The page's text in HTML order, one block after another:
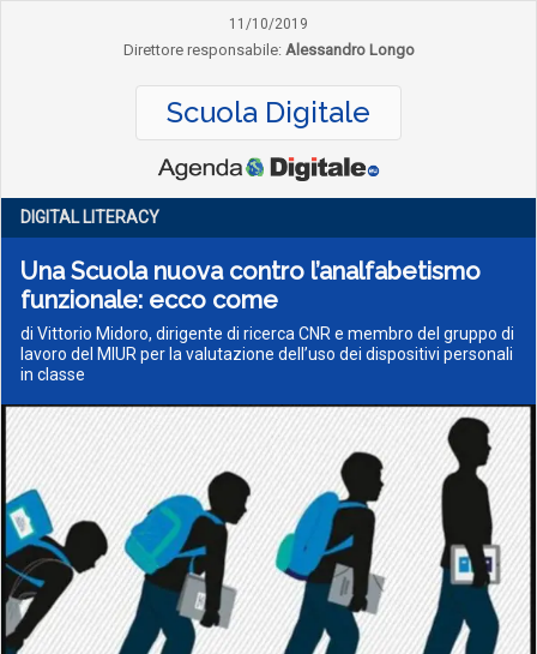
11/10/2019
Direttore responsabile: Alessandro Longo
Scuola Digitale
DIGITAL LITERACY
Una Scuola nuova contro l’analfabetismo
funzionale: ecco come
di Vittorio Midoro, dirigente di ricerca CNR e membro del gruppo di
lavoro del MIUR per la valutazione dell’uso dei dispositivi personali
in classe